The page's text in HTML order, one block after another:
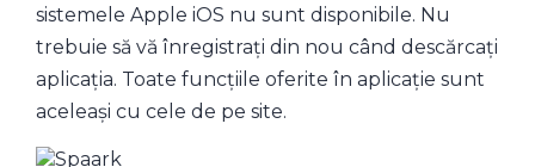
sistemele Apple iOS nu sunt disponibile. Nu
trebuie să vă înregistrați din nou când descărcați
aplicația. Toate funcțiile oferite în aplicație sunt
aceleași cu cele de pe site.